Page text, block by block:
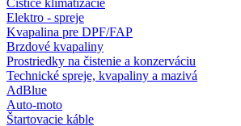
Čističe klimatizácie
Elektro - spreje
Kvapalina pre DPF/FAP
Brzdové kvapaliny
Prostriedky na čistenie a konzerváciu
Technické spreje, kvapaliny a mazivá
AdBlue
Auto-moto
Štartovacie káble